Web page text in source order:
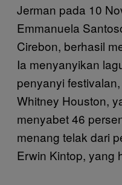
Jerman pada 10
Emmanuela
Cirebon, berhasil
Ia menyanyikan
penyanyi festivalan,
Whitney Houston,
menyabet 46
menang telak dari
Erwin Kintop, yang